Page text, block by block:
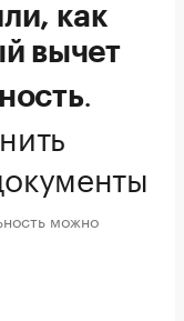
как
вычет
.
можно